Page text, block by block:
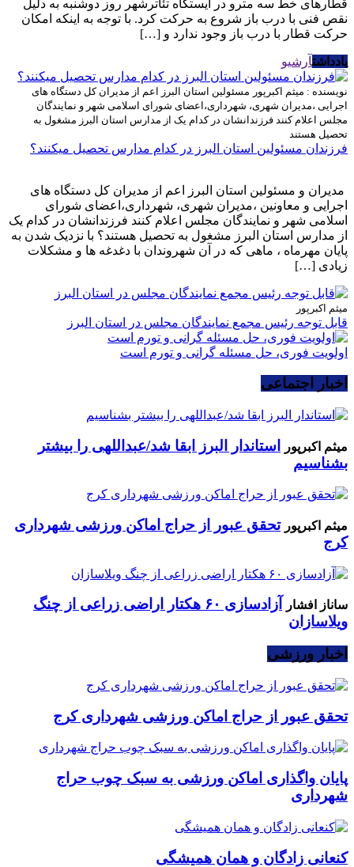
قطارهای خط سه مترو در ایستگاه تئاترشهر روز دوشنبه به دلیل
نقص فنی با درب باز شروع به حرکت کرد. با توجه به اینکه امکان
حرکت قطار با درب باز وجود ندارد و […]
یادداشتآرشیو
نویسنده : میثم اکبرپور مسئولین استان البرز اعم از مدیران کل دستگاه های
اجرایی ،مدیران شهری، شهرداری،اعضای شورای اسلامی شهر و نمایندگان
مجلس اعلام کنند فرزندانشان در کدام یک از مدارس استان البرز مشغول به
تحصیل هستند
فرزندان مسئولین استان البرز در کدام مدارس تحصیل میکنند؟
مدیران و مسئولین استان البرز اعم از مدیران کل دستگاه های
اجرایی و معاونین ،مدیران شهری، شهرداری،اعضای شورای
اسلامی شهر و نمایندگان مجلس اعلام کنند فرزندانشان در کدام یک
از مدارس استان البرز مشغول به تحصیل هستند؟ با نزدیک شدن به
پایان مهرماه ، ماهی که در آن شهروندان با دغدغه ها و مشکلات
زیادی […]
میثم اکبرپور
قابل توجه رئیس مجمع نمایندگان مجلس در استان البرز
اولویت فوری، حل مسئله گرانی و تورم است
اخبار اجتماعی
میثم اکبرپور
استاندار البرز ابقا شد/عبداللهی را بیشتر
بشناسیم
میثم اکبرپور تحقق عبور از حراج اماکن ورزشی شهرداری
کرج
ساناز افشار
آزادسازی ۶۰ هکتار اراضی زراعی از چنگ
ویلاسازان
اخبار ورزشی
تحقق عبور از حراج اماکن ورزشی شهرداری کرج
پایان واگذاری اماکن ورزشی به سبک چوب حراج
شهرداری
کنعانی زادگان و همان همیشگی